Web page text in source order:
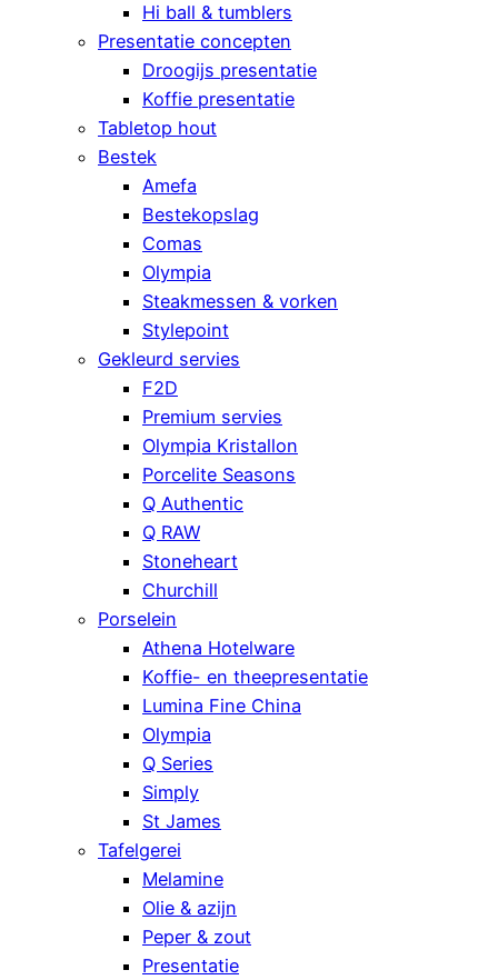
Hi ball & tumblers
Presentatie concepten
Droogijs presentatie
Koffie presentatie
Tabletop hout
Bestek
Amefa
Bestekopslag
Comas
Olympia
Steakmessen & vorken
Stylepoint
Gekleurd servies
F2D
Premium servies
Olympia Kristallon
Porcelite Seasons
Q Authentic
Q RAW
Stoneheart
Churchill
Porselein
Athena Hotelware
Koffie- en theepresentatie
Lumina Fine China
Olympia
Q Series
Simply
St James
Tafelgerei
Melamine
Olie & azijn
Peper & zout
Presentatie